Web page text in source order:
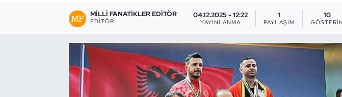
MILLI FANATIKLER EDITÖR
EDITÖR
04.12.2025 - 12:22
YAYINLANMA
1
PAYLAŞIM
10
Buz Hokeyi
Buz Pateni